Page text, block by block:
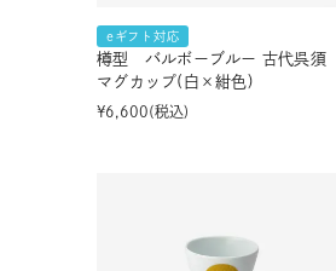
eギフト対応
樽型 バルボーブルー 古代呉須
マグカップ(白×紺色)
¥6,600 税込